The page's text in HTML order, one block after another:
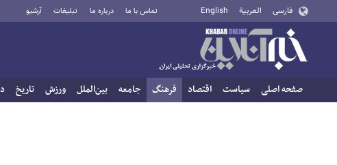
فارسی العربية English تماس با ما درباره ما تبلیغات آرشیو
صفحه اصلی سیاست اقتصاد فرهنگ جامعه بین‌الملل ورزش تاریخ